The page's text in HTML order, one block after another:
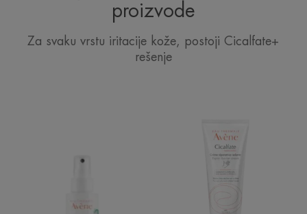
proizvode
Za svaku vrstu iritacije kože, postoji Cicalfate+
rešenje
HAND
obnavljajuća
barrier
krema